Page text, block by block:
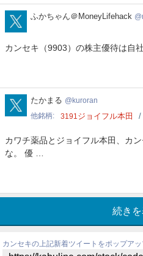
mlifehack123
ふかちゃん＠MoneyLifehack
カンセキ（9903）の株主優待は自
kuroran
たかまる kuroran
他銘柄
3191ジョイフル本田
カワチ薬品とジョイフル本田、カ
な。 優 …
続き
カンセキの上記新着ツイートをポップア